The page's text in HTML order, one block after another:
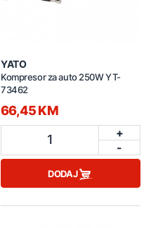
YATO
Kompresor za auto 250W YT-
73462
66,45 KM
1
+
-
DODAJ